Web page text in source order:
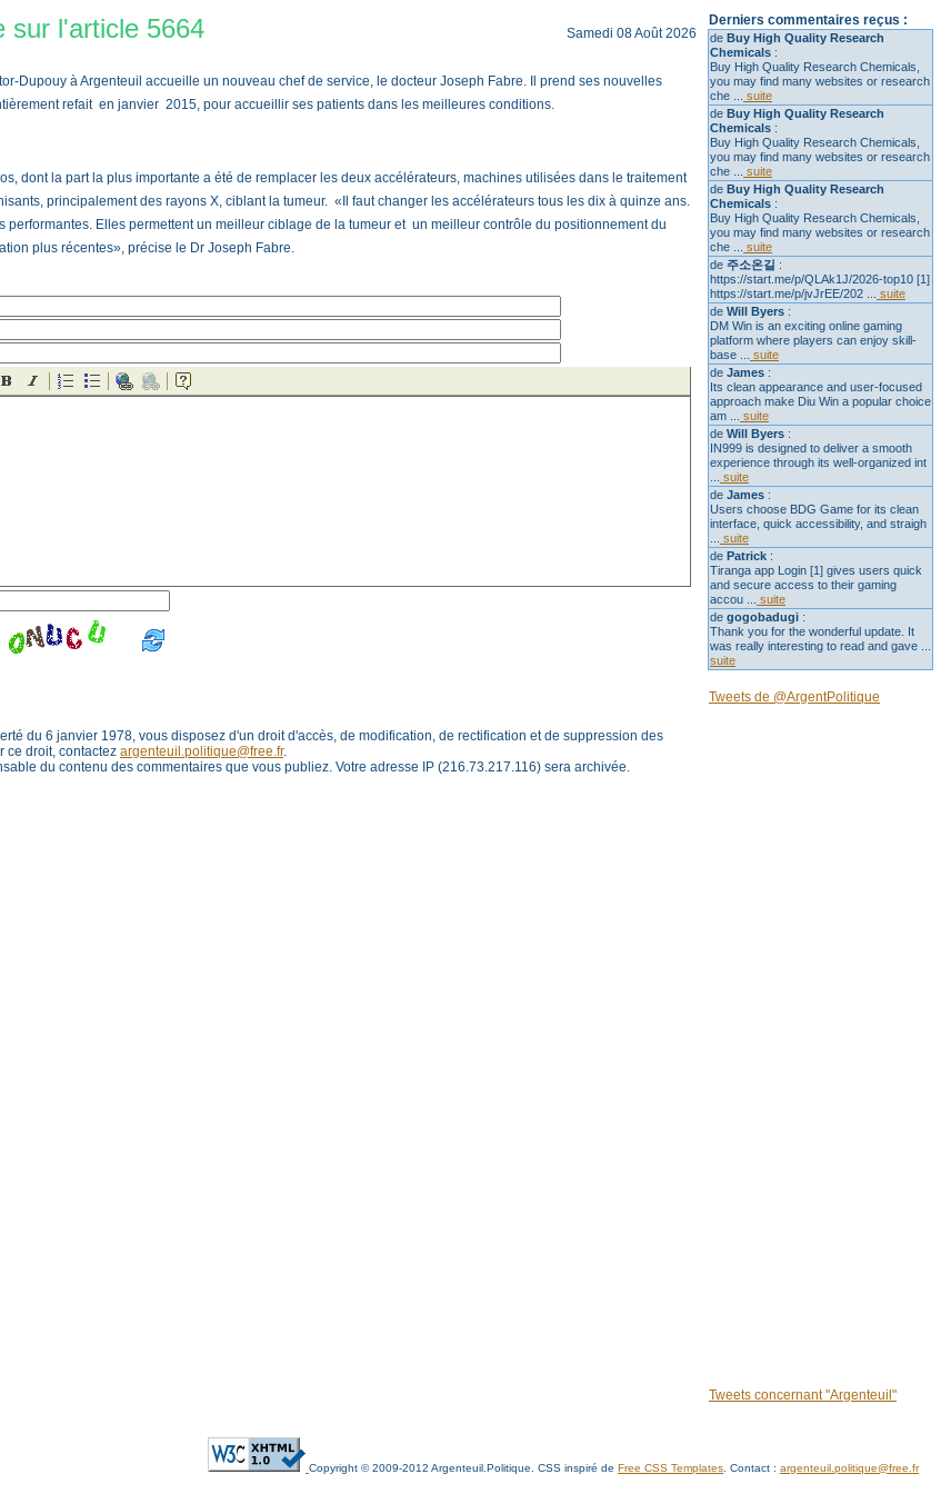
Derniers commentaires reçus :
de Buy High Quality Research
Chemicals :
Buy High Quality Research Chemicals,
you may find many websites or research
che ...
suite
de Buy High Quality Research
Chemicals :
Buy High Quality Research Chemicals,
you may find many websites or research
che ...
suite
de Buy High Quality Research
Chemicals :
Buy High Quality Research Chemicals,
you may find many websites or research
che ...
suite
de 주소온길 :
https://start.me/p/QLAk1J/2026-top10 [1]
https://start.me/p/jvJrEE/202 ...
suite
de Will Byers :
DM Win is an exciting online gaming
platform where players can enjoy skill-
base ...
suite
de James :
Its clean appearance and user-focused
approach make Diu Win a popular choice
am ...
suite
de Will Byers :
IN999 is designed to deliver a smooth
experience through its well-organized int
suite
de James :
Users choose BDG Game for its clean
interface, quick accessibility, and straigh
suite
de Patrick :
Tiranga app Login [1] gives users quick
and secure access to their gaming
accou ...
suite
de gogobadugi :
Thank you for the wonderful update. It
was really interesting to read and gave ...
suite
Tweets de @ArgentPolitique
Tweets concernant "Argenteuil"
sur l'article 5664 Samedi 08 Août 2026
Dupouy à Argenteuil accueille un nouveau chef de service, le docteur Joseph Fabre. Il prend ses nouvelles
refait en janvier 2015, pour accueillir ses patients dans les meilleures conditions.
dont la part la plus importante a été de remplacer les deux accélérateurs, machines utilisées dans le traitement
principalement des rayons X, ciblant la tumeur. «Il faut changer les accélérateurs tous les dix à quinze ans.
performantes. Elles permettent un meilleur ciblage de la tumeur et un meilleur contrôle du positionnement du
plus récentes», précise le Dr Joseph Fabre.
du 6 janvier 1978, vous disposez d'un droit d'accès, de modification, de rectification et de suppression des
ce droit, contactez argenteuil.politique@free.fr.
du contenu des commentaires que vous publiez. Votre adresse IP (216.73.217.116) sera archivée.
Copyright © 2009-2012 Argenteuil.Politique. CSS inspiré de Free CSS Templates . Contact : argenteuil.politique@free.fr